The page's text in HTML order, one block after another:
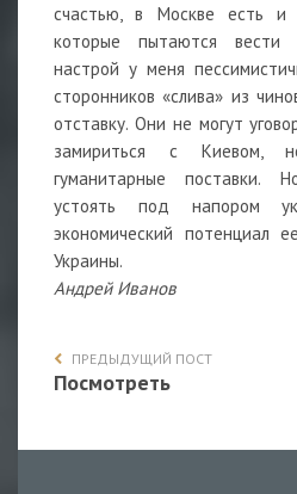
счастью, в Москве есть и
которые пытаются
настрой у меня
сторонников «слива» из
отставку. Они не могут
замириться с Киевом,
гуманитарные поставки.
устоять под напором
экономический потенциал
Украины.
Андрей Иванов
ПРЕДЫДУЩИЙ ПОСТ
Посмотреть